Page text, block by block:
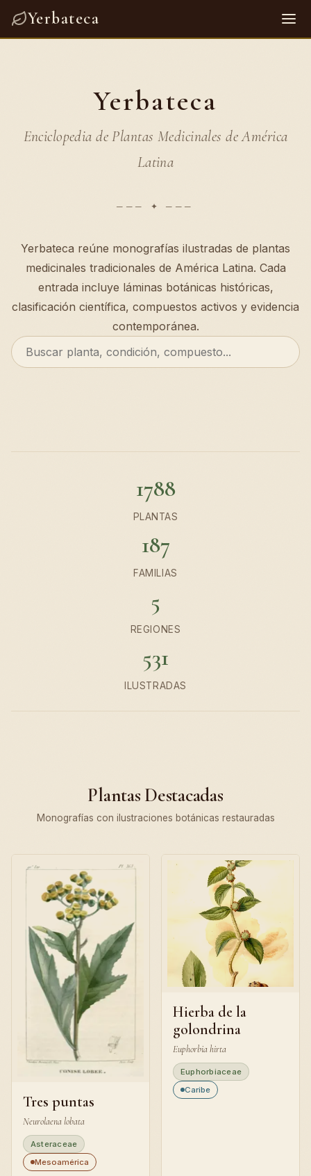
Yerbateca
Yerbateca
Enciclopedia de Plantas Medicinales de América
Latina
Yerbateca reúne monografías ilustradas de plantas
medicinales tradicionales de América Latina. Cada
entrada incluye láminas botánicas históricas,
clasificación científica, compuestos activos y evidencia
contemporánea.
1788
PLANTAS
187
FAMILIAS
5
REGIONES
531
ILUSTRADAS
Plantas Destacadas
Monografías con ilustraciones botánicas restauradas
Tres puntas
Neurolaena lobata
Asteraceae
Mesoamérica
Hierba de la
golondrina
Euphorbia hirta
Euphorbiaceae
Caribe